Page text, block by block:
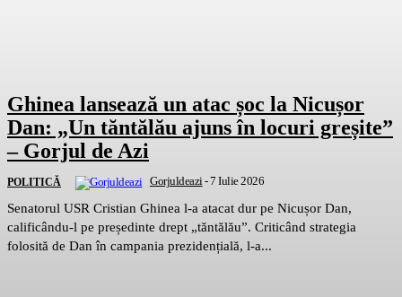
Ghinea lansează un atac șoc la Nicușor
Dan: „Un tăntălău ajuns în locuri greșite”
– Gorjul de Azi
POLITICĂ Gorjuldeazi-7 Iulie 2026
Senatorul USR Cristian Ghinea l-a atacat dur pe Nicușor Dan,
calificându-l pe președinte drept „tăntălău”. Criticând strategia
folosită de Dan în campania prezidențială, l-a...